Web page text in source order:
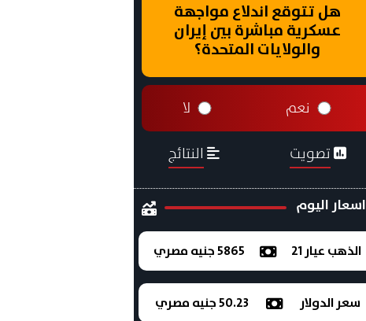
هل تتوقع اندلاع مواجهة
عسكرية مباشرة بين إيران
والولايات المتحدة؟
نعم لا
تصويت النتائج
اسعار اليوم
الذهب عيار 21 5865 جنيه مصري
سعر الدولار 50.23 جنيه مصري